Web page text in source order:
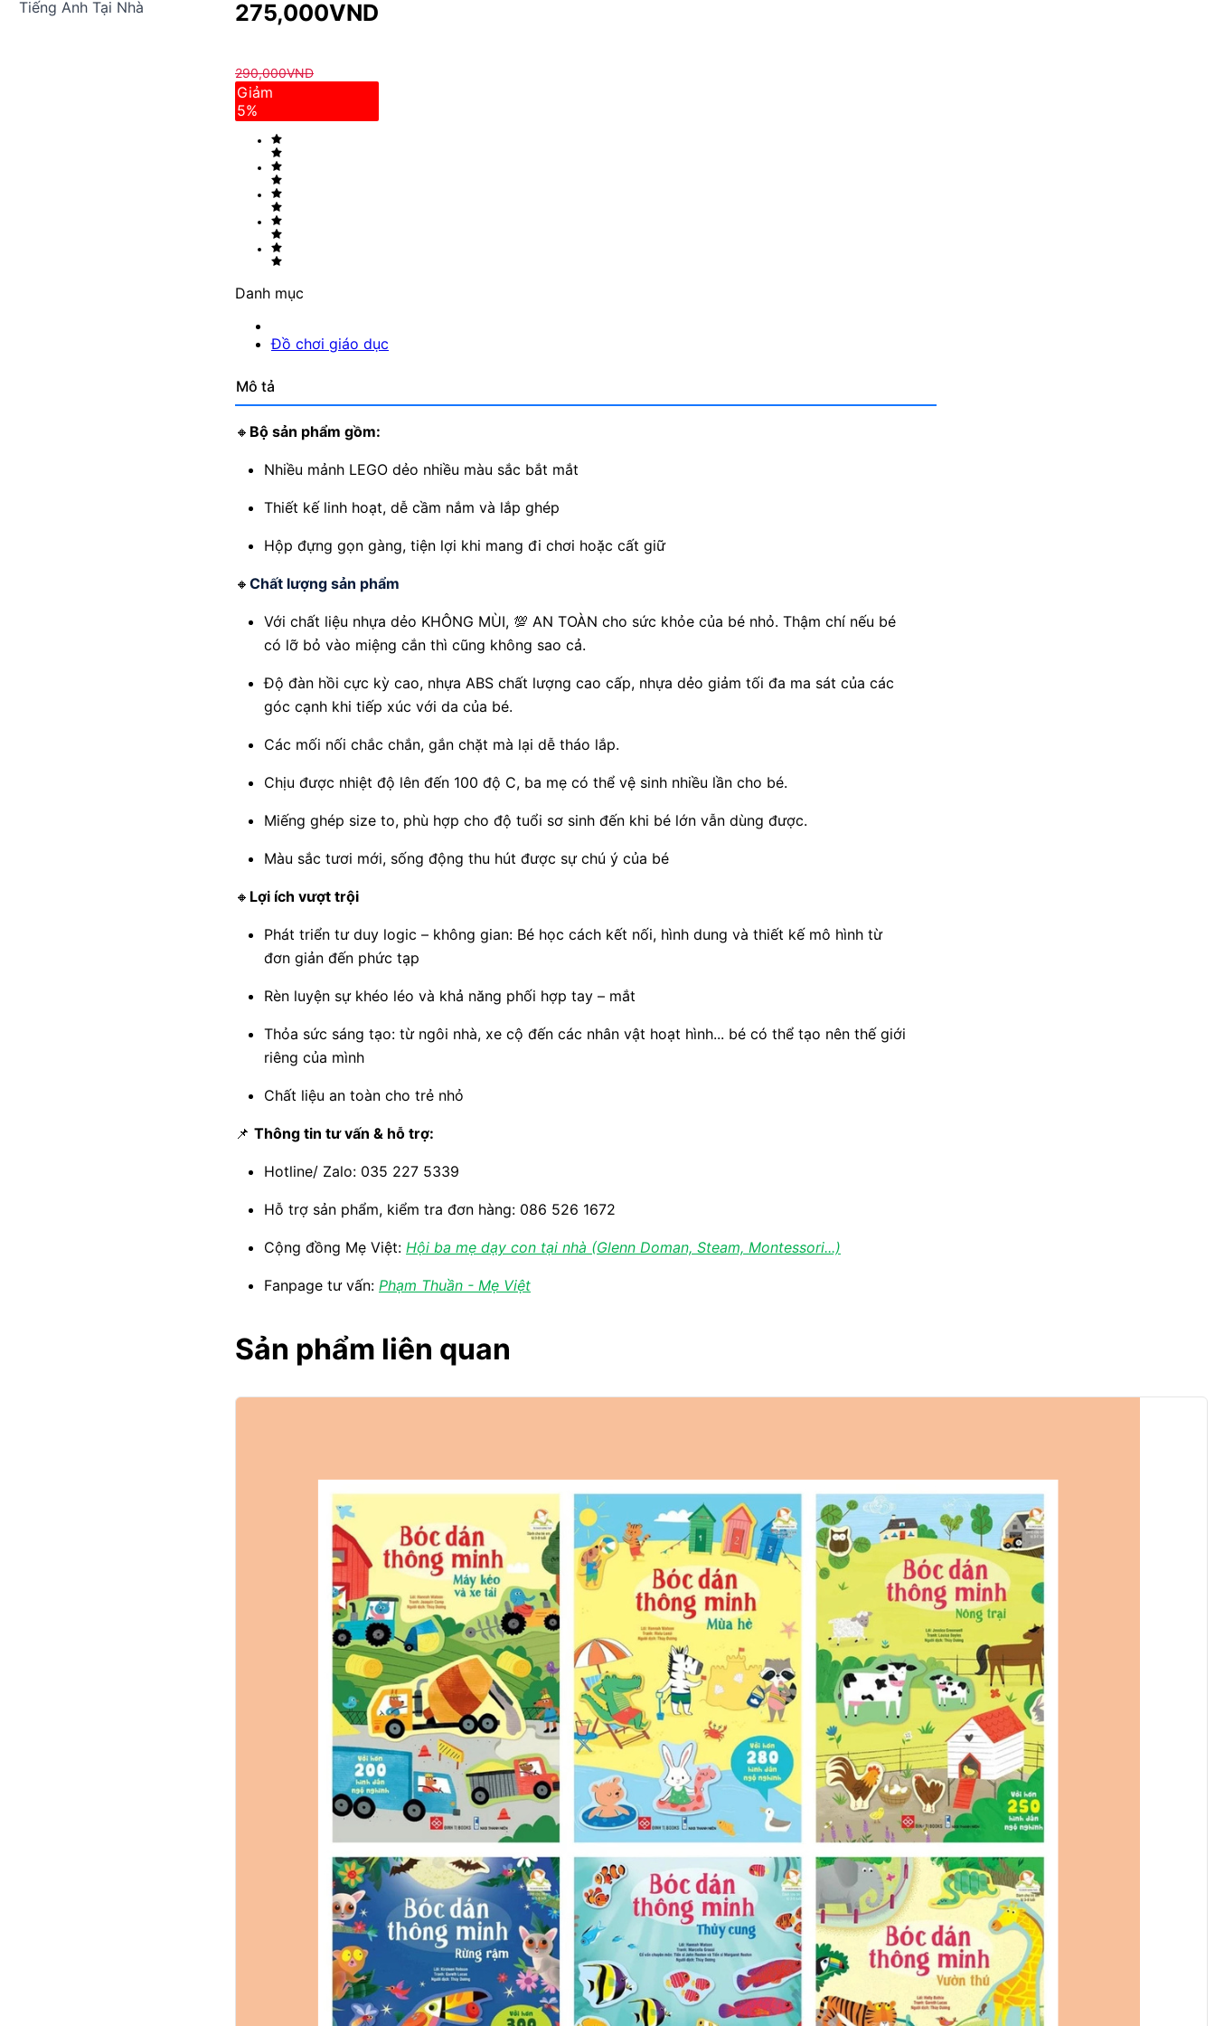
Tiếng Anh Tại Nhà 275,000VND
290,000VND
Giảm
5%
Danh mục
Đồ chơi giáo dục
Mô tả
🔸 Bộ sản phẩm gồm:
Nhiều mảnh LEGO dẻo nhiều màu sắc bắt mắt
Thiết kế linh hoạt, dễ cầm nắm và lắp ghép
Hộp đựng gọn gàng, tiện lợi khi mang đi chơi hoặc cất giữ
🔸 Chất lượng sản phẩm
Với chất liệu nhựa dẻo KHÔNG MÙI, 💯 AN TOÀN cho sức khỏe của bé nhỏ. Thậm chí nếu bé
có lỡ bỏ vào miệng cắn thì cũng không sao cả.
Độ đàn hồi cực kỳ cao, nhựa ABS chất lượng cao cấp, nhựa dẻo giảm tối đa ma sát của các
góc cạnh khi tiếp xúc với da của bé.
Các mối nối chắc chắn, gắn chặt mà lại dễ tháo lắp.
Chịu được nhiệt độ lên đến 100 độ C, ba mẹ có thể vệ sinh nhiều lần cho bé.
Miếng ghép size to, phù hợp cho độ tuổi sơ sinh đến khi bé lớn vẫn dùng được.
Màu sắc tươi mới, sống động thu hút được sự chú ý của bé
🔸 Lợi ích vượt trội
Phát triển tư duy logic – không gian: Bé học cách kết nối, hình dung và thiết kế mô hình từ
đơn giản đến phức tạp
Rèn luyện sự khéo léo và khả năng phối hợp tay – mắt
Thỏa sức sáng tạo: từ ngôi nhà, xe cộ đến các nhân vật hoạt hình... bé có thể tạo nên thế giới
riêng của mình
Chất liệu an toàn cho trẻ nhỏ
📌 Thông tin tư vấn & hỗ trợ:
Hotline/ Zalo: 035 227 5339
Hỗ trợ sản phẩm, kiểm tra đơn hàng: 086 526 1672
Cộng đồng Mẹ Việt: Hội ba mẹ dạy con tại nhà (Glenn Doman, Steam, Montessori...)
Fanpage tư vấn: Phạm Thuần - Mẹ Việt
Sản phẩm liên quan